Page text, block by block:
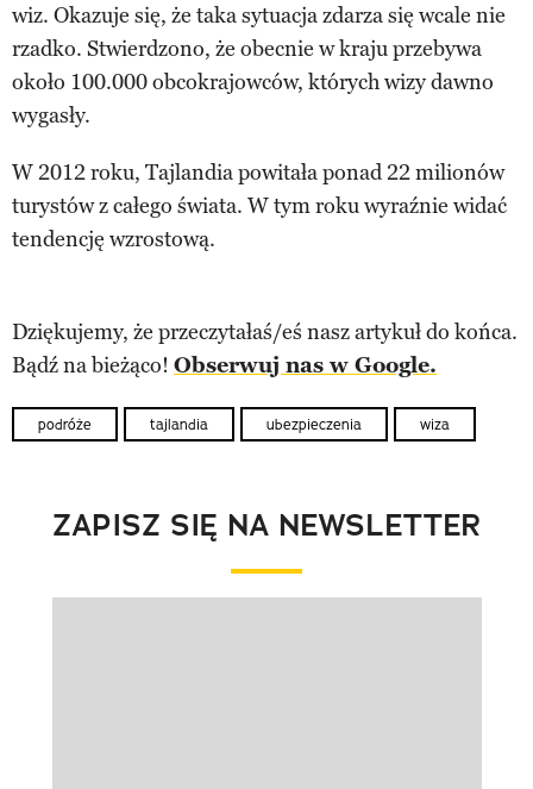
wiz. Okazuje się, że taka sytuacja zdarza się wcale nie
rzadko. Stwierdzono, że obecnie w kraju przebywa
około 100.000 obcokrajowców, których wizy dawno
wygasły.
W 2012 roku, Tajlandia powitała ponad 22 milionów
turystów z całego świata. W tym roku wyraźnie widać
tendencję wzrostową.
Dziękujemy, że przeczytałaś/eś nasz artykuł do końca.
Bądź na bieżąco! Obserwuj nas w Google.
podróże tajlandia ubezpieczenia wiza
ZAPISZ SIĘ NA NEWSLETTER